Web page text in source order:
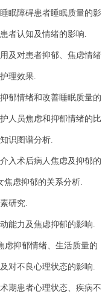
眠障碍患者睡眠质量的影
者认知及情绪的影响.
及对患者抑郁、焦虑情绪
理效果.
郁情绪和改善睡眠质量的
人员焦虑和抑郁情绪的比
识图谱分析.
入术后病人焦虑及抑郁的
焦虑抑郁的关系分析.
研究.
能力及焦虑抑郁的影响.
虑抑郁情绪、生活质量的
对不良心理状态的影响.
期患者心理状态、疾病不